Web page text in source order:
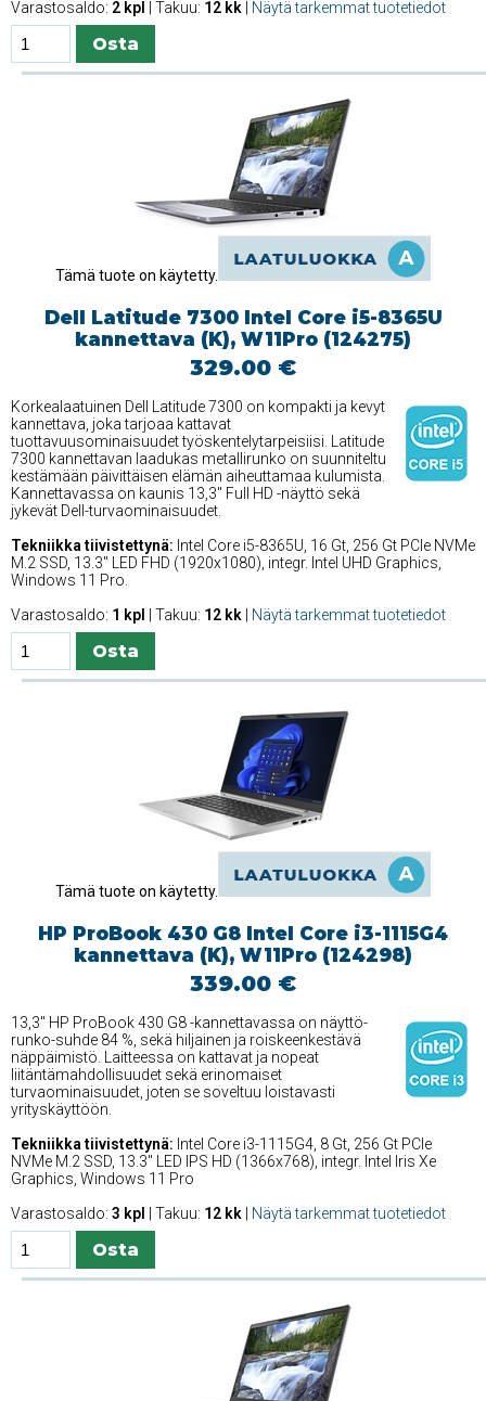
Varastosaldo: 2 kpl | Takuu: 12 kk Näytä tarkemmat tuotetiedot
Tämä tuote on käytetty.
Dell Latitude 7300 Intel Core i5-8365U
kannettava (K), W11Pro (124275)
329.00 €
Korkealaatuinen Dell Latitude 7300 on kompakti ja kevyt
kannettava, joka tarjoaa kattavat
tuottavuusominaisuudet työskentelytarpeisiisi. Latitude
7300 kannettavan laadukas metallirunko on suunniteltu
kestämään päivittäisen elämän aiheuttamaa kulumista.
Kannettavassa on kaunis 13,3'' Full HD -näyttö sekä
jykevät Dell-turvaominaisuudet.
Tekniikka tiivistettynä: Intel Core i5-8365U, 16 Gt, 256 Gt PCIe NVMe
M.2 SSD, 13.3'' LED FHD (1920x1080), integr. Intel UHD Graphics,
Windows 11 Pro.
Varastosaldo: 1 kpl | Takuu: 12 kk Näytä tarkemmat tuotetiedot
Tämä tuote on käytetty.
HP ProBook 430 G8 Intel Core i3-1115G4
kannettava (K), W11Pro (124298)
339.00 €
13,3'' HP ProBook 430 G8 -kannettavassa on näyttö-
runko-suhde 84 %, sekä hiljainen ja roiskeenkestävä
näppäimistö. Laitteessa on kattavat ja nopeat
liitäntämahdollisuudet sekä erinomaiset
turvaominaisuudet, joten se soveltuu loistavasti
yrityskäyttöön.
Tekniikka tiivistettynä: Intel Core i3-1115G4, 8 Gt, 256 Gt PCIe
NVMe M.2 SSD, 13.3'' LED IPS HD (1366x768), integr. Intel Iris Xe
Graphics, Windows 11 Pro
Varastosaldo: 3 kpl | Takuu: 12 kk Näytä tarkemmat tuotetiedot